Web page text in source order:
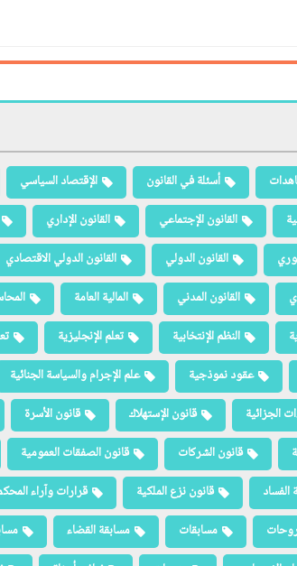
أسئلة في القانون الإقتصاد السياسي
القانون الإجتماعي القانون الإداري
القانون الدولي القانون الدولي الاقتصادي
القانون المدني المالية العامة
النظم الإنتخابية تعلم الإنجليزية
عقود نموذجية علم الإجرام والسياسة الجنائية
الجزائية
قانون الإستهلاك قانون الأسرة
قانون الشركات قانون الصفقات العمومية
قانون نزع الملكية قرارات وآراء
مسابقات مسابقة القضاء